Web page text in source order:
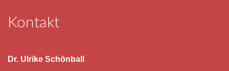
Kontakt
Dr. Ulrike Schönball